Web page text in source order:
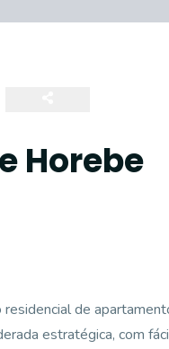
Horebe
de
estratégica, com